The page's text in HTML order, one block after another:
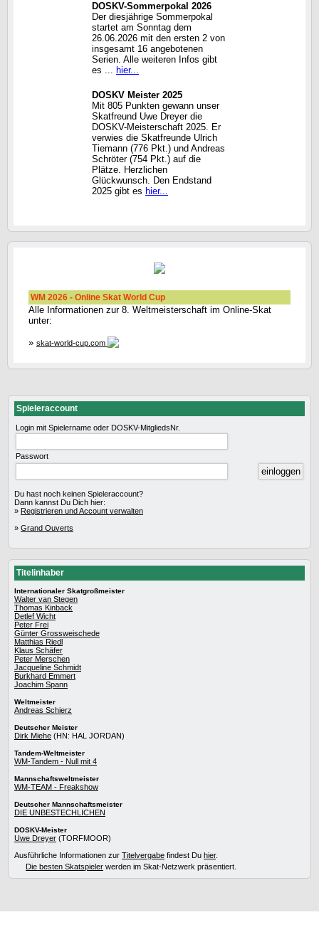
DOSKV-Sommerpokal 2026
Der diesjährige Sommerpokal
startet am Sonntag dem
26.06.2026 mit den ersten 2 von
insgesamt 16 angebotenen
Serien. Alle weiteren Infos gibt
es ... hier...
DOSKV Meister 2025
Mit 805 Punkten gewann unser
Skatfreund Uwe Dreyer die
DOSKV-Meisterschaft 2025. Er
verwies die Skatfreunde Ulrich
Tiemann (776 Pkt.) und Andreas
Schröter (754 Pkt.) auf die
Plätze. Herzlichen
Glückwunsch. Den Endstand
2025 gibt es hier...
WM 2026 - Online Skat World Cup
Alle Informationen zur 8. Weltmeisterschaft im Online-Skat
unter:
» skat-world-cup.com
Spieleraccount
Login mit Spielername oder DOSKV-MitgliedsNr.
Passwort
Du hast noch keinen Spieleraccount?
Dann kannst Du Dich hier:
» Registrieren und Account verwalten
» Grand Ouverts
Titelinhaber
Internationaler Skatgroßmeister
Walter van Stegen
Thomas Kinback
Detlef Wicht
Peter Frei
Günter Grossweischede
Matthias Riedl
Klaus Schäfer
Peter Merschen
Jacqueline Schmidt
Burkhard Emmert
Joachim Spann
Weltmeister
Andreas Schierz
Deutscher Meister
Dirk Miehe (HN: HAL JORDAN)
Tandem-Weltmeister
WM-Tandem - Null mit 4
Mannschaftsweltmeister
WM-TEAM - Freakshow
Deutscher Mannschaftsmeister
DIE UNBESTECHLICHEN
DOSKV-Meister
Uwe Dreyer (TORFMOOR)
Ausführliche Informationen zur Titelvergabe findest Du hier.
Die besten Skatspieler werden im Skat-Netzwerk präsentiert.